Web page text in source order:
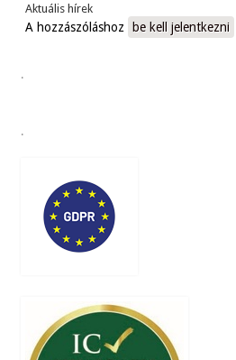
Aktuális hírek
A hozzászóláshoz be kell jelentkezni
.
.